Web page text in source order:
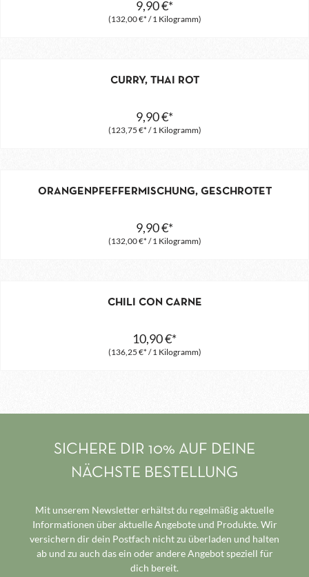
(132,00 €* / 1 Kilogramm)
9,90 €*
CURRY, THAI ROT
(123,75 €* / 1 Kilogramm)
9,90 €*
ORANGENPFEFFERMISCHUNG, GESCHROTET
(132,00 €* / 1 Kilogramm)
9,90 €*
CHILI CON CARNE
(136,25 €* / 1 Kilogramm)
10,90 €*
SICHERE DIR 10% AUF DEINE
NÄCHSTE BESTELLUNG
Mit unserem Newsletter erhältst du regelmäßig aktuelle
Informationen über aktuelle Angebote und Produkte. Wir
versichern dir dein Postfach nicht zu überladen und halten
ab und zu auch das ein oder andere Angebot speziell für
dich bereit.